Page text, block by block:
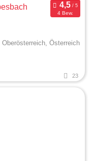
4 Bew.
Österreich
23